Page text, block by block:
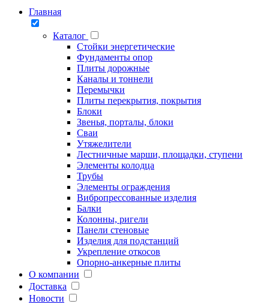
Главная
Каталог
Стойки энергетические
Фундаменты опор
Плиты дорожные
Каналы и тоннели
Перемычки
Плиты перекрытия, покрытия
Блоки
Звенья, порталы, блоки
Сваи
Утяжелители
Лестничные марши, площадки, ступени
Элементы колодца
Трубы
Элементы ограждения
Вибропрессованные изделия
Балки
Колонны, ригели
Панели стеновые
Изделия для подстанций
Укрепление откосов
Опорно-анкерные плиты
О компании
Доставка
Новости